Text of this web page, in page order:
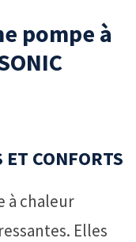
pompe à
CONFORTS
à chaleur
Elles